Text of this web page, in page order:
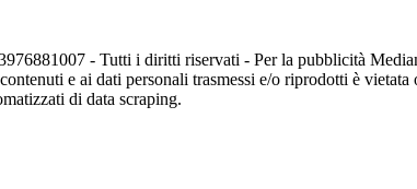
- Tutti i diritti riservati - Per la pubblicità
e ai dati personali trasmessi e/o riprodotti è
di data scraping.